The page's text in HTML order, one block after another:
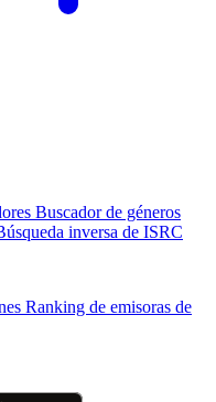
Buscador de géneros
inversa de ISRC
Ranking de emisoras de